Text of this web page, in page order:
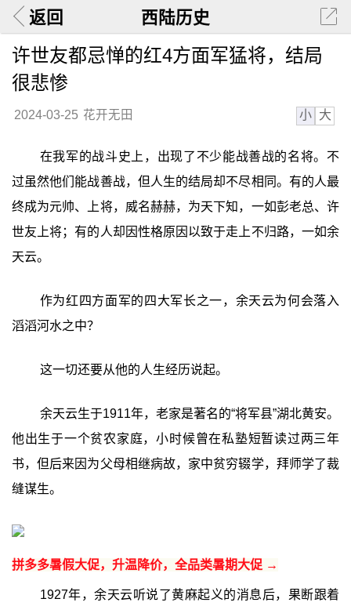
返回 西陆历史
许世友都忌惮的红4方面军猛将，结局
很悲惨
2024-03-25 花开无田 小 大
在我军的战斗史上，出现了不少能战善战的名将。不
过虽然他们能战善战，但人生的结局却不尽相同。有的人最
终成为元帅、上将，威名赫赫，为天下知，一如彭老总、许
世友上将；有的人却因性格原因以致于走上不归路，一如余
天云。
作为红四方面军的四大军长之一，余天云为何会落入
滔滔河水之中？
这一切还要从他的人生经历说起。
余天云生于1911年，老家是著名的“将军县”湖北黄安。
他出生于一个贫农家庭，小时候曾在私塾短暂读过两三年
书，但后来因为父母相继病故，家中贫穷辍学，拜师学了裁
缝谋生。
拼多多暑假大促，升温降价，全品类暑期大促 →
1927年，余天云听说了黄麻起义的消息后，果断跟着